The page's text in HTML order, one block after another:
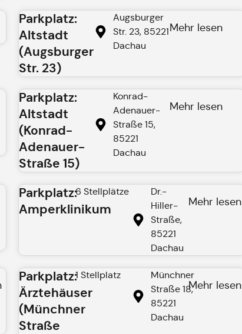
Parkplatz:
Altstadt
(Augsburger
Str. 23)
Augsburger
Str. 23, 85221
Dachau
Mehr lesen
Parkplatz:
Altstadt
(Konrad-
Adenauer-
Straße 15)
Konrad-
Adenauer-
Straße 15,
85221
Dachau
Mehr lesen
Parkplatz:
Amperklinikum
6 Stellplätze
Dr.-
Hiller-
Straße,
85221
Dachau
Mehr lesen
Parkplatz:
Ärztehäuser
(Münchner
Straße
1 Stellplatz
Münchner
Straße 18,
85221
Dachau
Mehr lesen